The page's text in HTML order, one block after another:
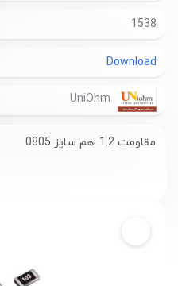
1538
Download
مقاومت 1.2 اهم سایز 0805